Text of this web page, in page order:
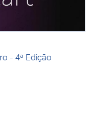
- 4ª Edição